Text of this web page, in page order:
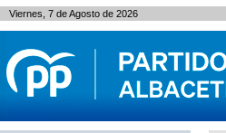
Viernes, 7 de Agosto de 2026